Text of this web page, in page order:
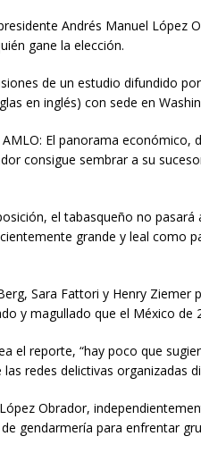
Andrés Manuel López
gane la elección.
de un estudio difundido
en inglés) con sede en
El panorama económico,
consigue sembrar a su
el tabasqueño no
grande y leal como
Sara Fattori y Henry Ziemer
y magullado que el México de
el reporte, “hay poco que
redes delictivas organizadas
Obrador,
gendarmería para enfrentar